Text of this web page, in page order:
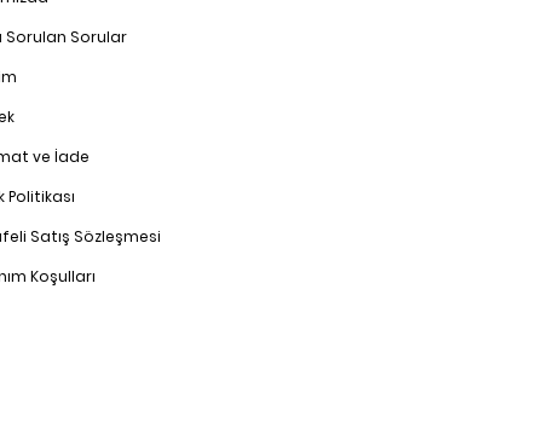
Sorulan Sorular
ve İade
Politikası
Satış Sözleşmesi
Koşulları